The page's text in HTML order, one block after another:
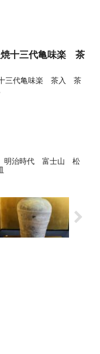
十三代亀味楽 茶
三代亀味楽 茶入 茶
治時代 富士山 松